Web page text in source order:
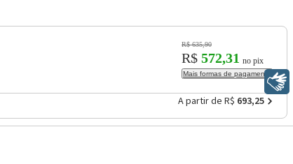
R$ 635,90
R$ 572,31 no pix
Mais formas de pagamento
A partir de R$ 693,25
Libras